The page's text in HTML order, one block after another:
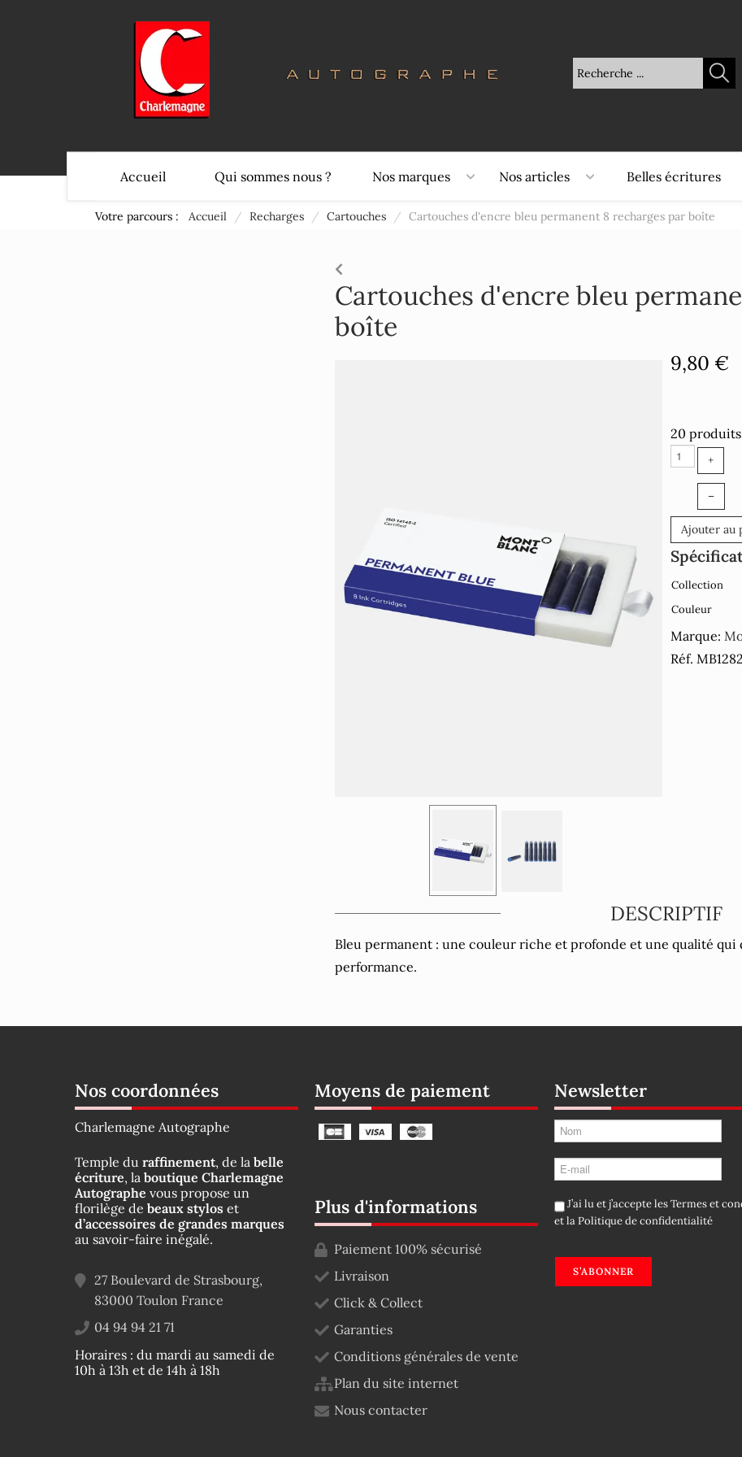
Accueil Qui sommes nous ? Nos marques Nos articles Belles écritures
Votre parcours : Accueil / Recharges / Cartouches / Cartouches d'encre bleu permanent 8 recharges par boîte
Cartouches d'encre bleu
boîte
9,80 €
20
+
–
Ajouter au
Collection
Couleur
Marque:
Réf.
DESCRIPTIF
Bleu permanent : une couleur riche et profonde et une qualité qui
performance.
Nos coordonnées
Charlemagne Autographe
Temple du raffinement, de la belle
écriture, la boutique Charlemagne
Autographe vous propose un
florilège de beaux stylos et
d’accessoires de grandes marques
au savoir-faire inégalé.
27 Boulevard de Strasbourg,
83000 Toulon France
04 94 94 21 71
Horaires : du mardi au samedi de
10h à 13h et de 14h à 18h
Moyens de paiement
Plus d'informations
Paiement 100% sécurisé
Livraison
Click & Collect
Garanties
Conditions générales de vente
Plan du site internet
Nous contacter
Newsletter
J’ai lu et j’accepte lesTermes et
et laPolitique de confidentialité
S’ABONNER